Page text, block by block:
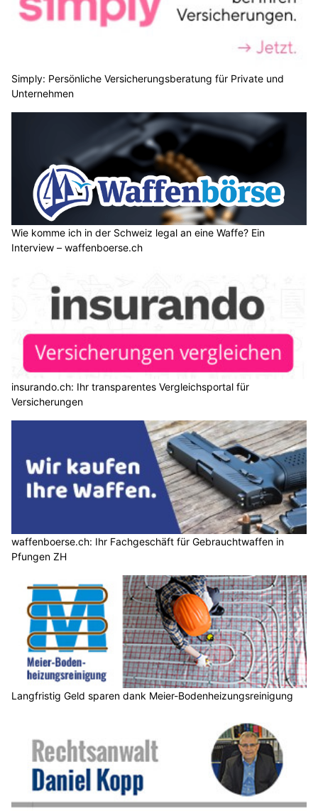
Simply: Persönliche Versicherungsberatung für Private und
Unternehmen
Wie komme ich in der Schweiz legal an eine Waffe? Ein
Interview – waffenboerse.ch
insurando.ch: Ihr transparentes Vergleichsportal für
Versicherungen
waffenboerse.ch: Ihr Fachgeschäft für Gebrauchtwaffen in
Pfungen ZH
Langfristig Geld sparen dank Meier-Bodenheizungsreinigung